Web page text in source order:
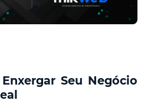
Seu Negócio